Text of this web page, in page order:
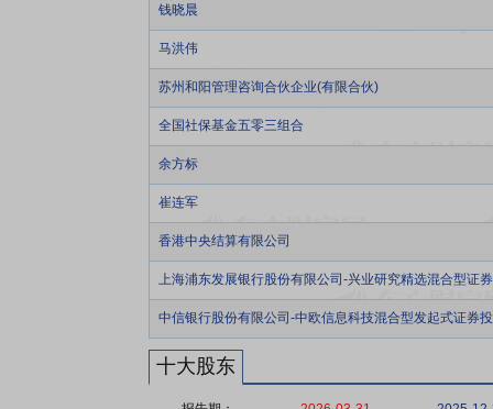
钱晓晨
马洪伟
苏州和阳管理咨询合伙企业(有限合伙)
全国社保基金五零三组合
余方标
崔连军
香港中央结算有限公司
上海浦东发展银行股份有限公司-兴业研究精选混合型证
中信银行股份有限公司-中欧信息科技混合型发起式证券
十大股东